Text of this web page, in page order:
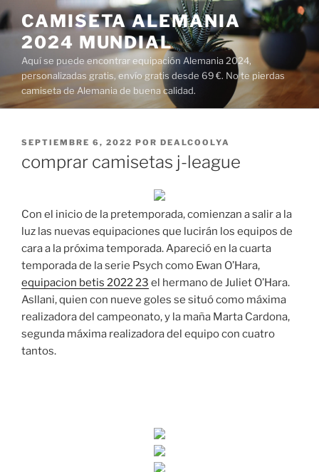
Saltar
al
contenido
CAMISETA ALEMANIA
2024 MUNDIAL
Aquí se puede encontrar equipación Alemania 2024,
personalizadas gratis, envío gratis desde 69 €. No te pierdas
camiseta de Alemania de buena calidad.
PUBLICADO
SEPTIEMBRE 6, 2022 POR DEALCOOLYA
comprar camisetas j-league
Con el inicio de la pretemporada, comienzan a salir a la
luz las nuevas equipaciones que lucirán los equipos de
cara a la próxima temporada. Apareció en la cuarta
temporada de la serie Psych como Ewan O’Hara,
equipacion betis 2022 23 el hermano de Juliet O’Hara.
Asllani, quien con nueve goles se situó como máxima
realizadora del campeonato, y la maña Marta Cardona,
segunda máxima realizadora del equipo con cuatro
tantos.